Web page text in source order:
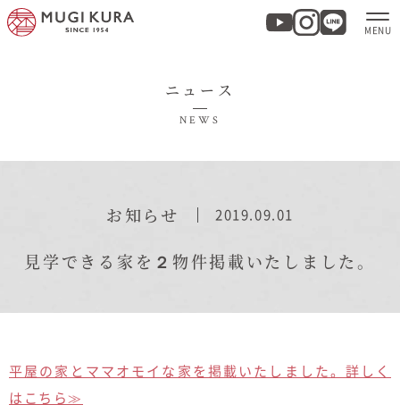
商品紹介
実例集・お客様の声
家づくりについて
ニュース
NEWS
お知らせ 2019.09.01
見学できる家を２物件掲載いたしました。
平屋の家とママオモイな家を掲載いたしました。詳しく
はこちら≫